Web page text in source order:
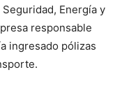
Energía y
responsable
ingresado pólizas